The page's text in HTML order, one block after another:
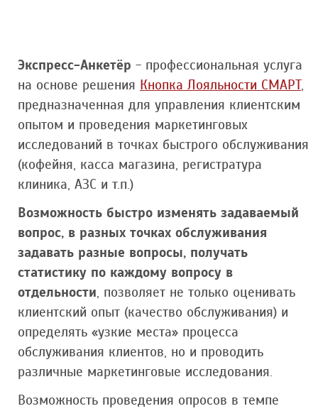
Экспресс-Анкетёр - профессиональная услуга
на основе решения Кнопка Лояльности СМАРТ,
предназначенная для управления клиентским
опытом и проведения маркетинговых
исследований в точках быстрого обслуживания
(кофейня, касса магазина, регистратура
клиника, АЗС и т.п.)
Возможность быстро изменять задаваемый
вопрос, в разных точках обслуживания
задавать разные вопросы, получать
статистику по каждому вопросу в
отдельности, позволяет не только оценивать
клиентский опыт (качество обслуживания) и
определять «узкие места» процесса
обслуживания клиентов, но и проводить
различные маркетинговые исследования.
Возможность проведения опросов в темпе